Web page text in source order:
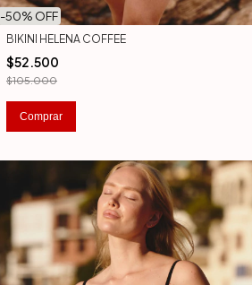
-50% OFF
BIKINI HELENA COFFEE
$52.500
$105.000
Comprar